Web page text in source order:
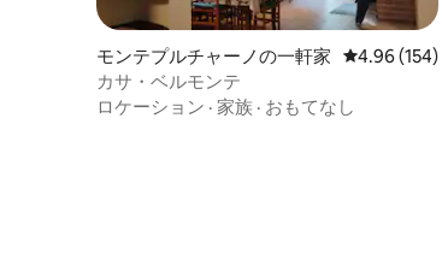
モンテプルチャーノの一軒家 レビュー
4.96 (154)
カサ・ベルモンテ
ロケーション · 家族 · おもてなし